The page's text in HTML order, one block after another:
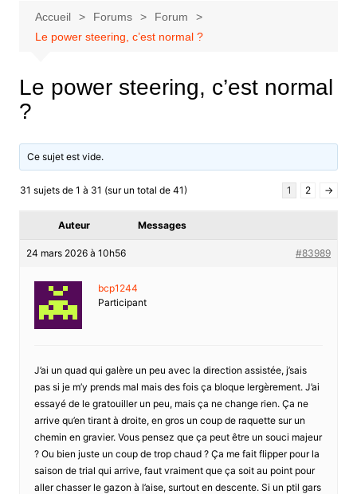
Accueil Forums
Forum
Le power steering, c’est normal ?
Le power steering, c’est normal
?
Ce sujet est vide.
31 sujets de 1 à 31 (sur un total de 41) 1 2 →
Auteur Messages
24 mars 2026 à 10h56 #83989
bcp1244
Participant
J’ai un quad qui galère un peu avec la direction assistée, j’sais
pas si je m’y prends mal mais des fois ça bloque lergèrement. J’ai
essayé de le gratouiller un peu, mais ça ne change rien. Ça ne
arrive qu’en tirant à droite, en gros un coup de raquette sur un
chemin en gravier. Vous pensez que ça peut être un souci majeur
? Ou bien juste un coup de trop chaud ? Ça me fait flipper pour la
saison de trial qui arrive, faut vraiment que ça soit au point pour
aller chasser le gazon à l’aise, surtout en descente. Si un ptil gars